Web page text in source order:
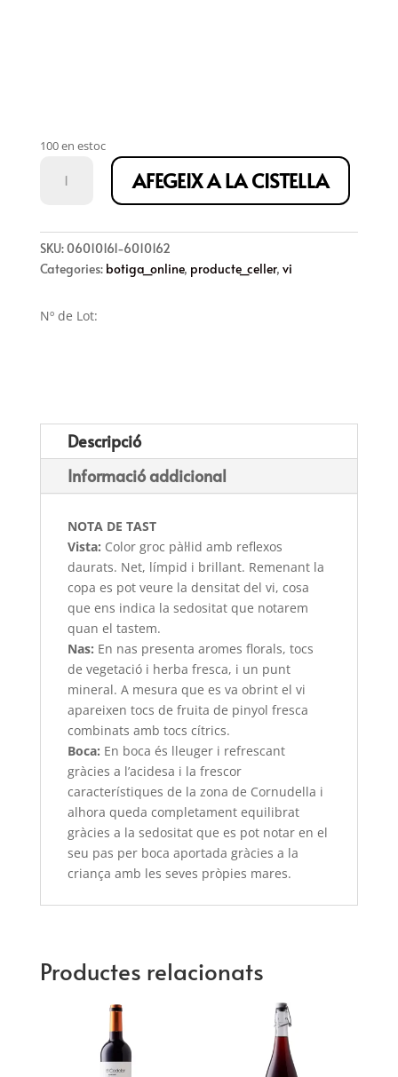
100 en estoc
2025
AFEGEIX A LA CISTELLA
SKU:06010161-6010162
Categories: botiga_online, producte_celler, vi
Nº de Lot:
Descripció
Informació addicional
NOTA DE TAST
Vista: Color groc pàl·lid amb reflexos
daurats. Net, límpid i brillant. Remenant la
copa es pot veure la densitat del vi, cosa
que ens indica la sedositat que notarem
quan el tastem.
Nas: En nas presenta aromes florals, tocs
de vegetació i herba fresca, i un punt
mineral. A mesura que es va obrint el vi
apareixen tocs de fruita de pinyol fresca
combinats amb tocs cítrics.
Boca: En boca és lleuger i refrescant
gràcies a l’acidesa i la frescor
característiques de la zona de Cornudella i
alhora queda completament equilibrat
gràcies a la sedositat que es pot notar en el
seu pas per boca aportada gràcies a la
criança amb les seves pròpies mares.
Productes relacionats